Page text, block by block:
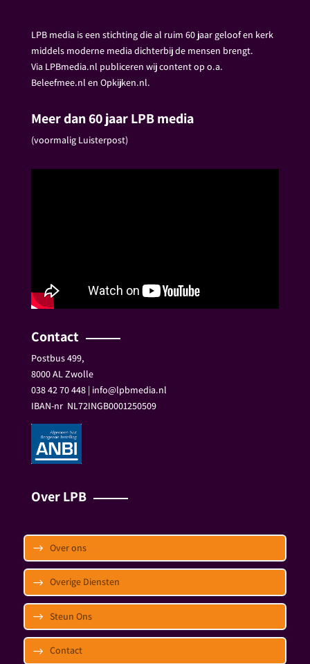
LPB media is een stichting die al ruim 60 jaar geloof en kerk
middels moderne media dichterbij de mensen brengt.
Via LPBmedia.nl publiceren wij content op o.a.
Beleefmee.nl en Opkijken.nl.
Meer dan 60 jaar LPB media
(voormalig Luisterpost)
Contact
Postbus 499,
8000 AL Zwolle
038 42 70 448 | info@lpbmedia.nl
IBAN-nr NL72INGB0001250509
Over LPB
Over ons
Overige Diensten
Steun Ons
Contact